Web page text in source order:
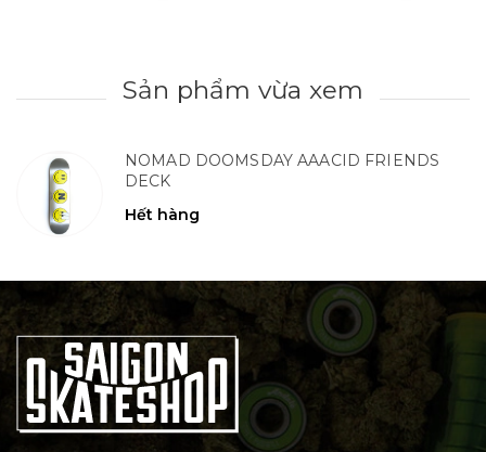
Sản phẩm vừa xem
NOMAD DOOMSDAY AAACID FRIENDS
DECK
Hết hàng